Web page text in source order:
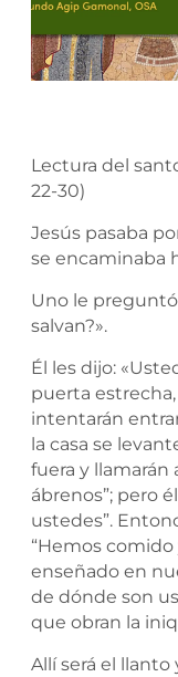
Lectura del
22-30)
Jesús pasaba
se encaminaba
Uno le
salvan?».
Él les dijo:
puerta
intentarán
la casa se
fuera y llamarán
ábrenos”; pero
ustedes”.
“Hemos
enseñado en
de dónde son
que obran la
Allí será el